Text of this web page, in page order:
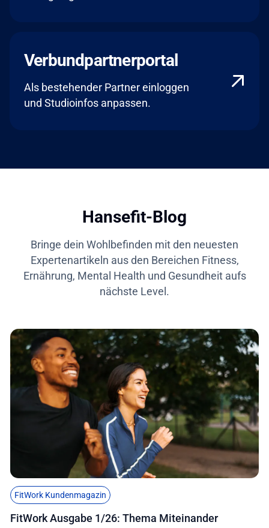
Verbundpartnerportal
Als bestehender Partner einloggen
und Studioinfos anpassen.
Hansefit-Blog
Bringe dein Wohlbefinden mit den neuesten
Expertenartikeln aus den Bereichen Fitness,
Ernährung, Mental Health und Gesundheit aufs
nächste Level.
FitWork Ausgabe 1/26: Thema Miteinander
FitWork Kundenmagazin